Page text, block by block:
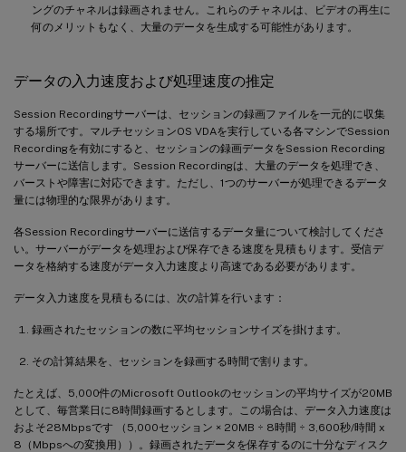
ングのチャネルは録画されません。これらのチャネルは、ビデオの再生に
何のメリットもなく、大量のデータを生成する可能性があります。
データの入力速度および処理速度の推定
Session Recordingサーバーは、セッションの録画ファイルを一元的に収集
する場所です。マルチセッションOS VDAを実行している各マシンでSession
Recordingを有効にすると、セッションの録画データをSession Recording
サーバーに送信します。Session Recordingは、大量のデータを処理でき、
バーストや障害に対応できます。ただし、1つのサーバーが処理できるデータ
量には物理的な限界があります。
各Session Recordingサーバーに送信するデータ量について検討してくださ
い。サーバーがデータを処理および保存できる速度を見積もります。受信デ
ータを格納する速度がデータ入力速度より高速である必要があります。
データ入力速度を見積もるには、次の計算を行います：
録画されたセッションの数に平均セッションサイズを掛けます。
その計算結果を、セッションを録画する時間で割ります。
たとえば、5,000件のMicrosoft Outlookのセッションの平均サイズが20MB
として、毎営業日に8時間録画するとします。この場合は、データ入力速度は
およそ28Mbpsです （5,000セッション × 20MB ÷ 8時間 ÷ 3,600秒/時間 x
8（Mbpsへの変換用））。録画されたデータを保存するのに十分なディスク